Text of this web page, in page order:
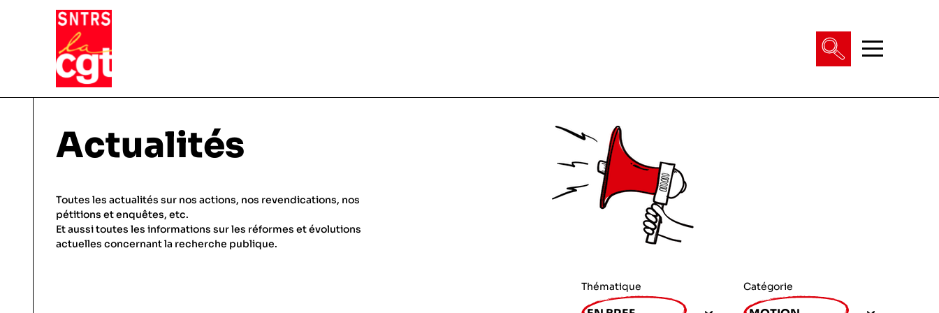
VIE DU SYNDICAT
Pourquoi et comment Adhérer
Notre fonctionnement
THÉMATIQUES
Conditions de travail
Actualités
Toutes les actualités sur nos actions, nos revendications, nos
pétitions et enquêtes, etc.
Et aussi toutes les informations sur les réformes et évolutions
actuelles concernant la recherche publique.
Thématique Catégorie